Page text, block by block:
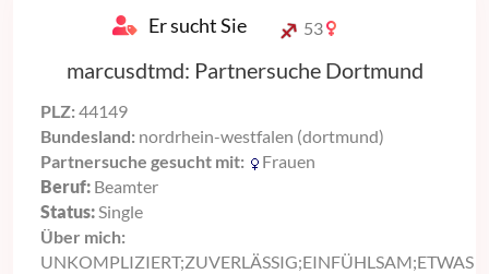
Er sucht Sie 53
marcusdtmd: Partnersuche Dortmund
PLZ: 44149
Bundesland: nordrhein-westfalen (dortmund)
Partnersuche gesucht mit:
Frauen
Beruf: Beamter
Status:Single
Über mich:
UNKOMPLIZIERT;ZUVERLÄSSIG;EINFÜHLSAM;ETWAS